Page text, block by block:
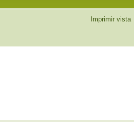
Imprimir vista